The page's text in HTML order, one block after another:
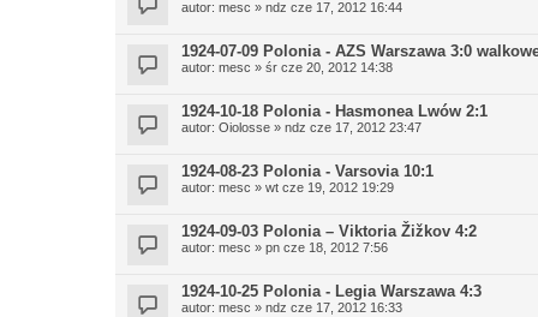
autor: mesc » ndz cze 17, 2012 16:44
1924-07-09 Polonia - AZS Warszawa 3:0
autor: mesc » śr cze 20, 2012 14:38
1924-10-18 Polonia - Hasmonea Lwów 2:1
autor: Oiolosse » ndz cze 17, 2012 23:47
1924-08-23 Polonia - Varsovia 10:1
autor: mesc » wt cze 19, 2012 19:29
1924-09-03 Polonia – Viktoria Žižkov 4:2
autor: mesc » pn cze 18, 2012 7:56
1924-10-25 Polonia - Legia Warszawa 4:3
autor: mesc » ndz cze 17, 2012 16:33